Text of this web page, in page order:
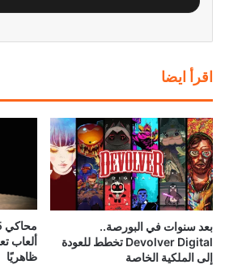
اقرأ ايضا
بعد سنوات في البورصة..
Devolver Digital تخطط للعودة
إلى الملكية الخاصة
ألعاب
ظاهريًا